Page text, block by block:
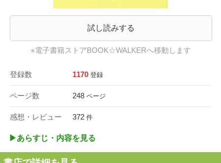
試し読みする
※電子書籍ストアBOOK☆WALKERへ移動します
登録数 1170 登録
ページ数 248 ページ
感想・レビュー 372 件
▶︎あらすじ・内容を見る